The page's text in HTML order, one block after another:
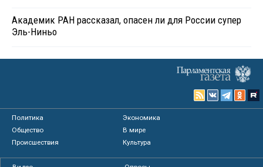
Академик РАН рассказал, опасен ли для России супер
Эль-Ниньо
Политика
Экономика
Общество
В мире
Происшествия
Культура